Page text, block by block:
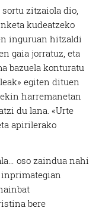
zitzaiola dio,
kudeatzeko
inguruan hitzaldi
gaia jorratuz, eta
bazuela konturatu
egiten dituen
harremanetan
du lana. «Urte
apirilerako
oso zaindua nahi
inprimategian
bere